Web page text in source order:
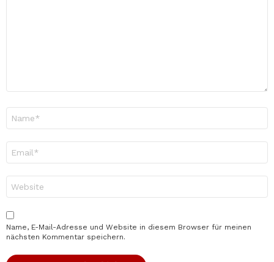
Mail-
Adresse
*
Name, E-Mail-Adresse und Website in diesem Browser für meinen
nächsten Kommentar speichern.